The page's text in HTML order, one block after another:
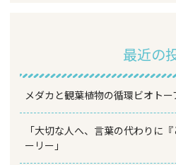
最近の
メダカと観葉植物の循環ビオト
「大切な人へ、言葉の代わりに
ーリー」